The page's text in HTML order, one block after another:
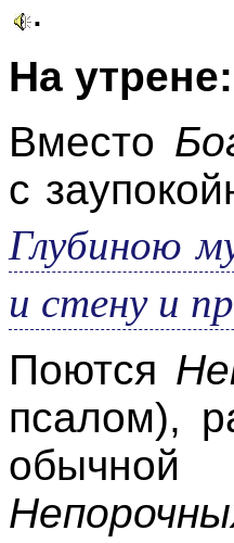
.
На утрене:
Вместо
с
Глубиною
и стену и
Поются
псалом),